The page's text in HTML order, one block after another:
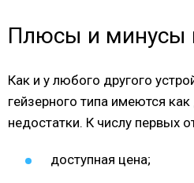
Плюсы и минусы
Как и у любого другого
гейзерного типа имеются как
недостатки. К числу первых
доступная цена;